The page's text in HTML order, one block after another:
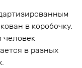
в коробочку.
человек
в разных